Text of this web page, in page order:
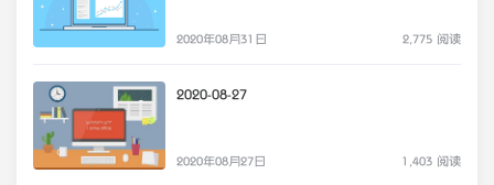
2020年08月31日 2,775 阅读
2020-08-27
2020年08月27日 1,403 阅读